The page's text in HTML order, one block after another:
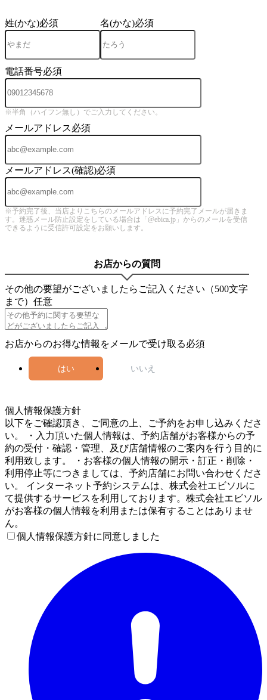
姓(かな)必須 名(かな)必須
電話番号必須
※半角（ハイフン無し）でご入力してください。
メールアドレス必須
メールアドレス(確認)必須
※予約完了後、当店よりこちらのメールアドレスに予約完了メールが届きま
す。迷惑メール防止設定をしている場合は「@ebica.jp」からのメールを受信
できるように受信許可設定をお願いします。
お店からの質問
その他の要望がございましたらご記入ください（500文字
まで） 任意
お店からのお得な情報をメールで受け取る必須
はい いいえ
個人情報保護方針
以下をご確認頂き、ご同意の上、ご予約をお申し込みくださ
い。 ・入力頂いた個人情報は、予約店舗がお客様からの予
約の受付・確認・管理、及び店舗情報のご案内を行う目的に
利用致します。 ・お客様の個人情報の開示・訂正・削除・
利用停止等につきましては、予約店舗にお問い合わせくださ
い。 インターネット予約システムは、株式会社エビソルに
て提供するサービスを利用しております。株式会社エビソル
がお客様の個人情報を利用または保有することはありませ
ん。
個人情報保護方針に同意しました